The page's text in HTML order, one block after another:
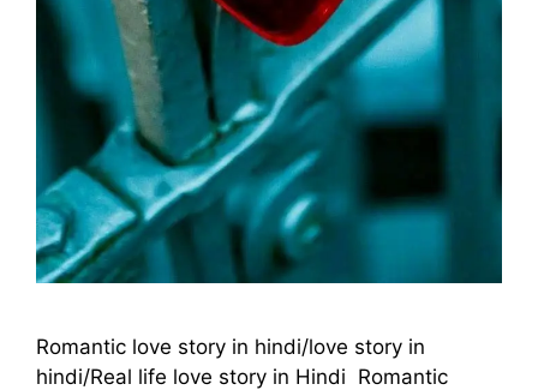
Romantic love story in hindi/love story in
hindi/Real life love story in Hindi Romantic